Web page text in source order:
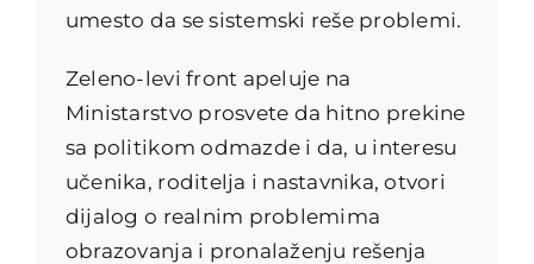
umesto da se sistemski reše problemi.
Zeleno-levi front apeluje na
Ministarstvo prosvete da hitno prekine
sa politikom odmazde i da, u interesu
učenika, roditelja i nastavnika, otvori
dijalog o realnim problemima
obrazovanja i pronalaženju rešenja